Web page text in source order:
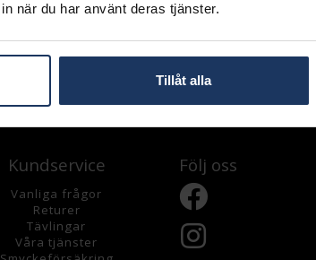
när du har använt deras tjänster.
Tillåt alla
Caroline Svedbom
Kundservice
Vanliga frågor
Returer
Tävlingar
Våra tjänster
Följ oss